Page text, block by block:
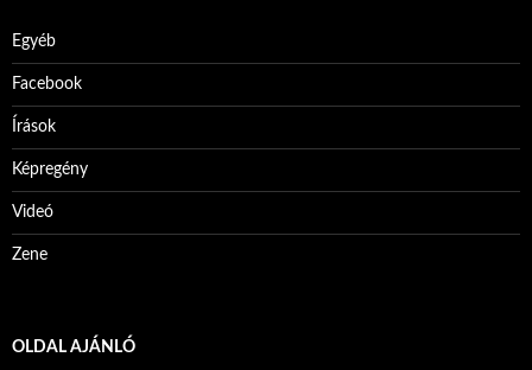
Egyéb
Facebook
Írások
Képregény
Videó
Zene
OLDAL AJÁNLÓ